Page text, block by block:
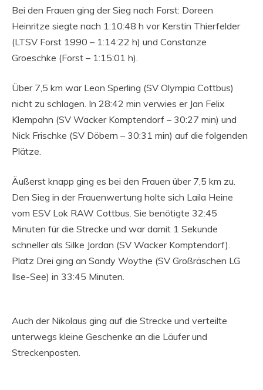
Bei den Frauen ging der Sieg nach Forst: Doreen
Heinritze siegte nach 1:10:48 h vor Kerstin Thierfelder
(LTSV Forst 1990 – 1:14:22 h) und Constanze
Groeschke (Forst – 1:15:01 h).
Über 7,5 km war Leon Sperling (SV Olympia Cottbus)
nicht zu schlagen. In 28:42 min verwies er Jan Felix
Klempahn (SV Wacker Komptendorf – 30:27 min) und
Nick Frischke (SV Döbern – 30:31 min) auf die folgenden
Plätze.
Äußerst knapp ging es bei den Frauen über 7,5 km zu.
Den Sieg in der Frauenwertung holte sich Laila Heine
vom ESV Lok RAW Cottbus. Sie benötigte 32:45
Minuten für die Strecke und war damit 1 Sekunde
schneller als Silke Jordan (SV Wacker Komptendorf).
Platz Drei ging an Sandy Woythe (SV Großräschen LG
Ilse-See) in 33:45 Minuten.
Auch der Nikolaus ging auf die Strecke und verteilte
unterwegs kleine Geschenke an die Läufer und
Streckenposten.